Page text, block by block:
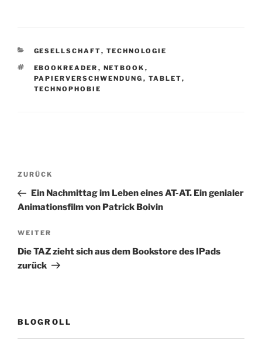
KATEGORIEN
GESELLSCHAFT, TECHNOLOGIE
SCHLAGWÖRTER
EBOOKREADER , NETBOOK ,
PAPIERVERSCHWENDUNG , TABLET,
TECHNOPHOBIE
Beitragsnavigation
Vorheriger
Beitrag
ZURÜCK
Ein Nachmittag im Leben eines AT-AT. Ein genialer
Animationsfilm von Patrick Boivin
Nächster
Beitrag
WEITER
Die TAZ zieht sich aus dem Bookstore des IPads
zurück
BLOGROLL